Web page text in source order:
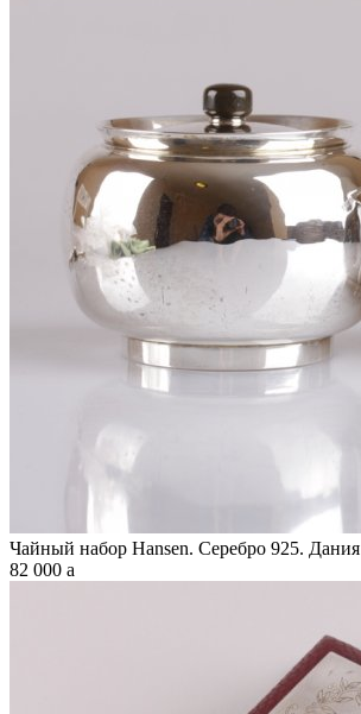
Чайный набор Hansen. Серебро 925. Дания
82 000 a